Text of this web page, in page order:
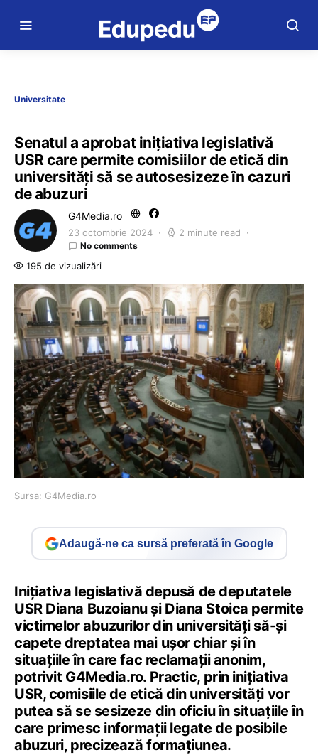
Universitate
Senatul a aprobat iniţiativa legislativă
USR care permite comisiilor de etică din
universităţi să se autosesizeze în cazuri
de abuzuri
G4Media.ro
23 octombrie 2024 2 minute read
No comments
195 de vizualizări
Sursa: G4Media.ro
Adaugă-ne ca sursă preferată în Google
Iniţiativa legislativă depusă de deputatele
USR Diana Buzoianu şi Diana Stoica permite
victimelor abuzurilor din universităţi să-şi
capete dreptatea mai uşor chiar şi în
situaţiile în care fac reclamaţii anonim,
potrivit G4Media.ro. Practic, prin iniţiativa
USR, comisiile de etică din universităţi vor
putea să se sesizeze din oficiu în situaţiile în
care primesc informaţii legate de posibile
abuzuri, precizează formaţiunea.